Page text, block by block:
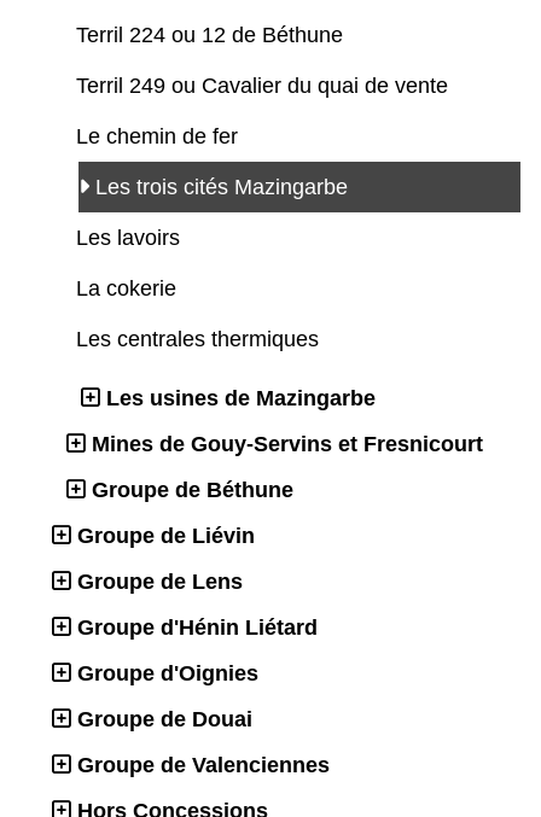
Terril 224 ou 12 de Béthune
Terril 249 ou Cavalier du quai de vente
Le chemin de fer
Les trois cités Mazingarbe
Les lavoirs
La cokerie
Les centrales thermiques
Les usines de Mazingarbe
Mines de Gouy-Servins et Fresnicourt
Groupe de Béthune
Groupe de Liévin
Groupe de Lens
Groupe d'Hénin Liétard
Groupe d'Oignies
Groupe de Douai
Groupe de Valenciennes
Hors Concessions